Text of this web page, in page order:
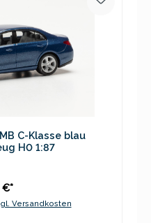
C-Klasse blau
H0 1:87
€*
Versandkosten